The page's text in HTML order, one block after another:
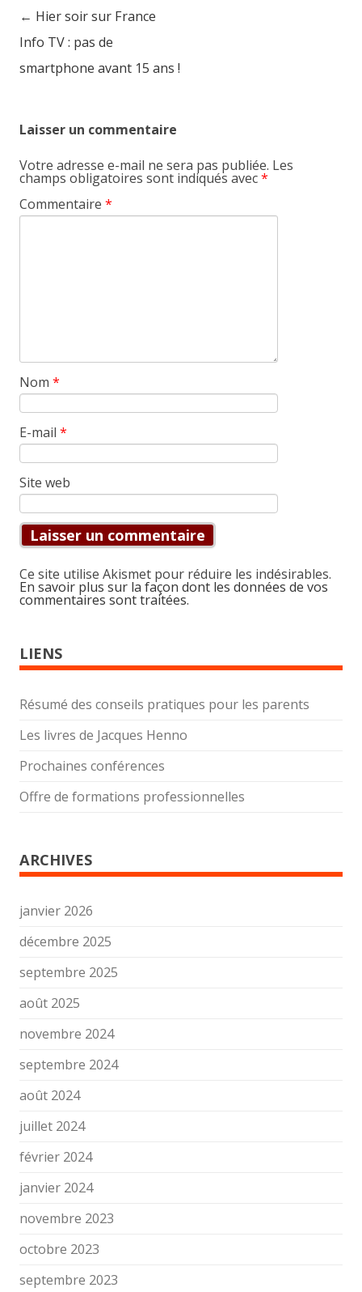
Post navigation
← Hier soir sur France
Info TV : pas de
smartphone avant 15 ans !
Laisser un commentaire
Votre adresse e-mail ne sera pas publiée. Les
champs obligatoires sont indiqués avec*
Commentaire *
Nom *
E-mail *
Site web
Ce site utilise Akismet pour réduire les indésirables.
En savoir plus sur la façon dont les données de vos
commentaires sont traitées.
LIENS
Résumé des conseils pratiques pour les parents
Les livres de Jacques Henno
Prochaines conférences
Offre de formations professionnelles
ARCHIVES
janvier 2026
décembre 2025
septembre 2025
août 2025
novembre 2024
septembre 2024
août 2024
juillet 2024
février 2024
janvier 2024
novembre 2023
octobre 2023
septembre 2023